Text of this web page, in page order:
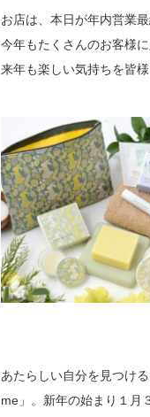
お店は、本日が年内営業
今年もたくさんのお客様
来年も楽しい気持ちを皆
あたらしい自分を見つけ
me」。新年の始まり１月